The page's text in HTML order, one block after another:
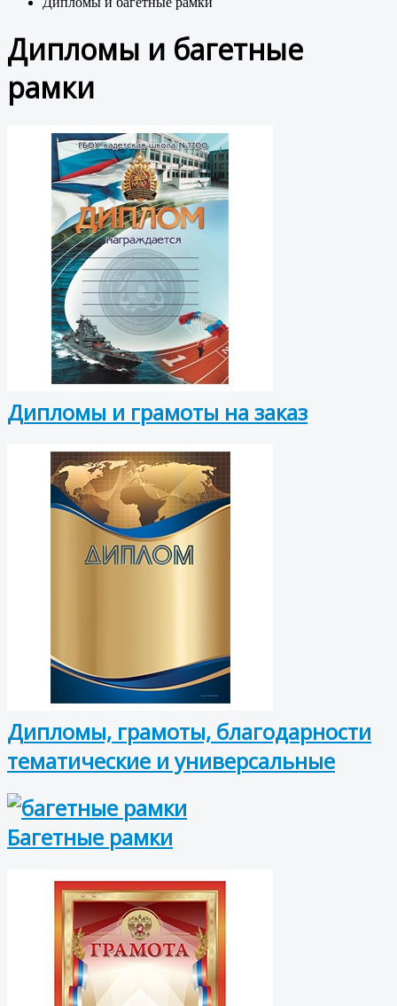
Дипломы и багетные
рамки
Дипломы и грамоты на заказ
Дипломы, грамоты, благодарности
тематические и универсальные
Багетные рамки